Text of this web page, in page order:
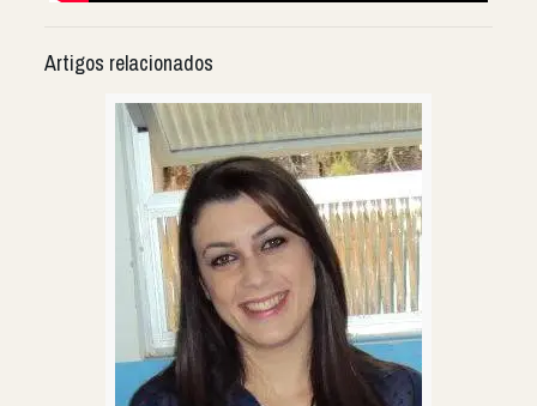
Artigos relacionados